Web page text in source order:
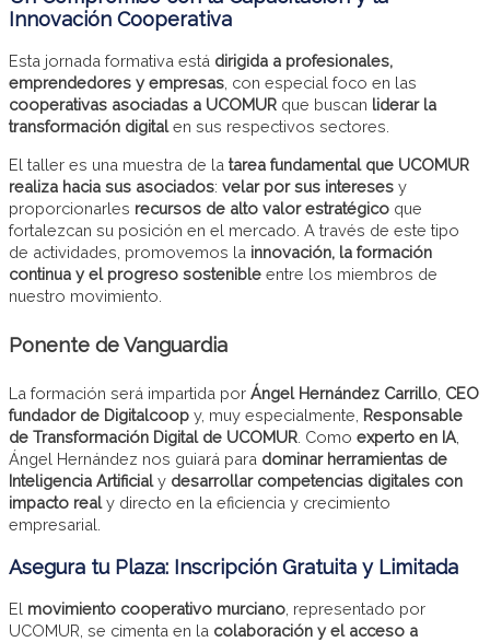
Innovación Cooperativa
Esta jornada formativa está dirigida a profesionales,
emprendedores y empresas , con especial foco en las
cooperativas asociadas a UCOMUR que buscan liderar la
transformación digitalen sus respectivos sectores.
El taller es una muestra de la tarea fundamental que UCOMUR
realiza hacia sus asociados: velar por sus intereses y
proporcionarles recursos de alto valor estratégico que
fortalezcan su posición en el mercado. A través de este tipo
de actividades, promovemos la innovación, la formación
continua y el progreso sostenible entre los miembros de
nuestro movimiento.
Ponente de Vanguardia
La formación será impartida por Ángel Hernández Carrillo CEO
fundador de Digitalcoop y, muy especialmente, Responsable
de Transformación Digital de UCOMUR . Como experto en IA
Ángel Hernández nos guiará para dominar herramientas de
Inteligencia Artificialy desarrollar competencias digitales con
impacto realy directo en la eficiencia y crecimiento
empresarial.
Asegura tu Plaza: Inscripción Gratuita y Limitada
El movimiento cooperativo murciano , representado por
UCOMUR, se cimenta en la colaboración y el acceso a